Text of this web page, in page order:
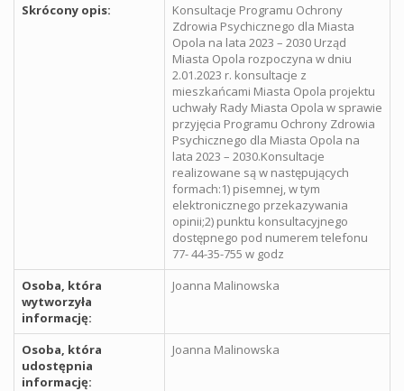
Skrócony opis:
Konsultacje Programu Ochrony
Zdrowia Psychicznego dla Miasta
Opola na lata 2023 – 2030 Urząd
Miasta Opola rozpoczyna w dniu
2.01.2023 r. konsultacje z
mieszkańcami Miasta Opola projektu
uchwały Rady Miasta Opola w sprawie
przyjęcia Programu Ochrony Zdrowia
Psychicznego dla Miasta Opola na
lata 2023 – 2030.Konsultacje
realizowane są w następujących
formach:1) pisemnej, w tym
elektronicznego przekazywania
opinii;2) punktu konsultacyjnego
dostępnego pod numerem telefonu
77- 44-35-755 w godz
Osoba, która
wytworzyła
informację:
Joanna Malinowska
Osoba, która
udostępnia
informację:
Joanna Malinowska